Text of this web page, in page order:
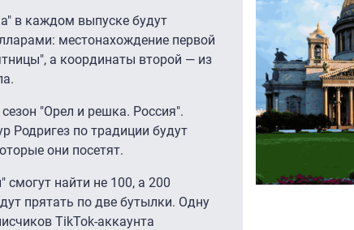
в каждом выпуске будут
местонахождение первой
а координаты второй — из
"Орел и решка. Россия".
Родригез по традиции будут
они посетят.
найти не 100, а 200
прятать по две бутылки. Одну
TikTok-аккаунта